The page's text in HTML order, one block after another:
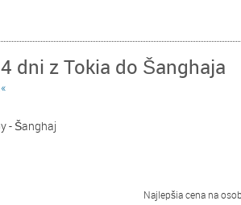
dni z Tokia do Šanghaja
- Šanghaj
Najlepšia cena na